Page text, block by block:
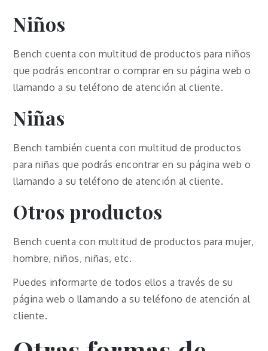
Niños
Bench cuenta con multitud de productos para niños
que podrás encontrar o comprar en su página web o
llamando a su teléfono de atención al cliente.
Niñas
Bench también cuenta con multitud de productos
para niñas que podrás encontrar en su página web o
llamando a su teléfono de atención al cliente.
Otros productos
Bench cuenta con multitud de productos para mujer,
hombre, niños, niñas, etc.
Puedes informarte de todos ellos a través de su
página web o llamando a su teléfono de atención al
cliente.